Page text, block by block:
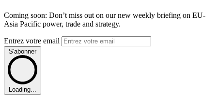
Coming soon: Don’t miss out on our new weekly briefing on EU-
Asia Pacific power, trade and strategy.
Entrez votre email
S'abonner
Loading...